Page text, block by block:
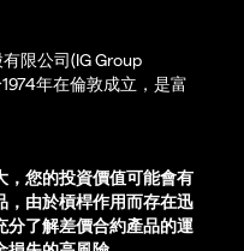
限公司(IG Group
年在倫敦成立，是富
，您的投資價值可能會有
，由於槓桿作用而存在迅
分了解差價合約產品的運